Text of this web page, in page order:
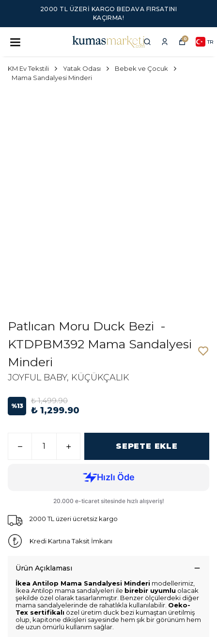
2000 TL ÜZERI KARGO BEDAVA FIRSATINI
KAÇIRMA!
0 TR
KM Ev Tekstili Yatak Odası
Bebek ve Çocuk
Mama Sandalyesi Minderi
Patlıcan Moru Duck Bezi -
KTDPBM392 Mama Sandalyesi
Minderi
JOYFUL BABY, KÜÇÜKÇALIK
%13
₺ 1,499.90
₺ 1,299.90
SEPETE EKLE
2000 TL üzeri ücretsiz kargo
Kredi Kartına Taksit İmkanı
Ürün Açıklaması
İkea Antilop Mama Sandalyesi Minderi modellerimiz,
İkea Antilop mama sandalyeleri ile birebir uyumlu olacak
şekilde özel olarak tasarlanmıştır. Benzer ölçülerdeki diğer
mama sandalyelerinde de rahatlıkla kullanılabilir. Oeko-
Tex sertifikalı özel üretim duck bezi kumaştan üretilmiş
olup, kapitone dikişleri sayesinde hem şık bir görünüm hem
de uzun ömürlü kullanım sağlar.